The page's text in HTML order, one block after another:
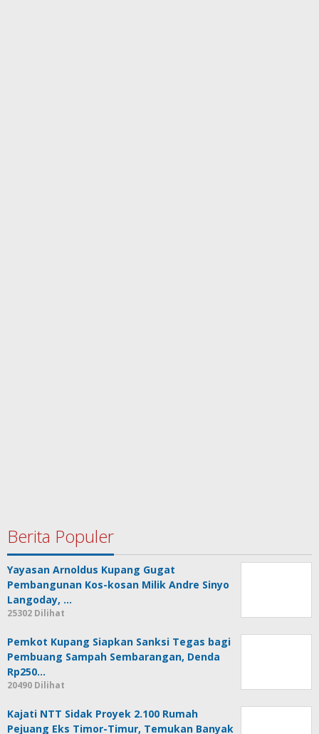
Berita Populer
Yayasan Arnoldus Kupang Gugat
Pembangunan Kos-kosan Milik Andre Sinyo
Langoday, …
25302 Dilihat
Pemkot Kupang Siapkan Sanksi Tegas bagi
Pembuang Sampah Sembarangan, Denda
Rp250…
20490 Dilihat
Kajati NTT Sidak Proyek 2.100 Rumah
Pejuang Eks Timor-Timur, Temukan Banyak